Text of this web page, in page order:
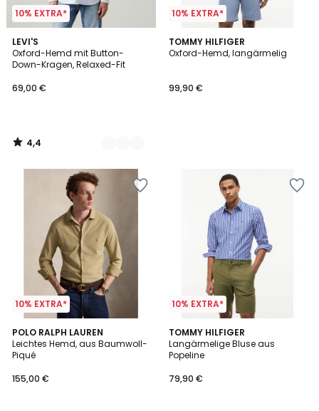
10% EXTRA*
LEVI'S
Oxford-Hemd mit Button-
Down-Kragen, Relaxed-Fit
69,00 €
4,4
/ 5
3
Farben
4,4
/
10% EXTRA*
TOMMY HILFIGER
Oxford-Hemd, langärmelig
99,90 €
10% EXTRA*
POLO RALPH LAUREN
Leichtes Hemd, aus Baumwoll-
Piqué
155,00 €
2
Farben
10% EXTRA*
TOMMY HILFIGER
Langärmelige Bluse aus
Popeline
79,90 €
2
Farben